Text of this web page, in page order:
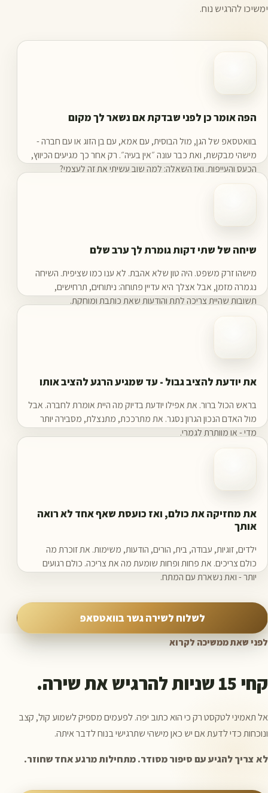
ימשיכו להרגיש נוח.
הפה אומר כן לפני שבדקת אם נשאר לך מקום
בוואטסאפ של הגן, מול הבוסית, עם אמא, עם בן הזוג או עם חברה -
מישהי מבקשת, ואת כבר עונה ״אין בעיה״. רק אחר כך מגיעים הכיווץ,
הכעס והעייפות. ואז השאלה: למה שוב עשיתי את זה לעצמי?
שיחה של שתי דקות גומרת לך ערב שלם
מישהו זרק משפט. היה טון שלא אהבת. לא ענו כמו שציפית. השיחה
נגמרה מזמן, אבל אצלך היא עדיין פתוחה: ניתוחים, תרחישים,
תשובות שהיית צריכה לתת והודעות שאת כותבת ומוחקת.
את יודעת להציב גבול - עד שמגיע הרגע להציב אותו
בראש הכול ברור. את אפילו יודעת בדיוק מה היית אומרת לחברה. אבל
מול האדם הנכון הגרון נסגר. את מתרככת, מתנצלת, מסבירה יותר
מדי - או מוותרת לגמרי.
את מחזיקה את כולם, ואז כועסת שאף אחד לא רואה
אותך
ילדים, זוגיות, עבודה, בית, הורים, הודעות, משימות. את זוכרת מה
כולם צריכים. את פחות ופחות שומעת מה את צריכה. כולם רגועים
יותר - ואת נשארת עם המתח.
לשלוח לשירה גשר בוואטסאפ
לפני שאת ממשיכה לקרוא
קחי 15 שניות להרגיש את שירה.
אל תאמיני לטקסט רק כי הוא כתוב יפה. לפעמים מספיק לשמוע קול, קצב
ונוכחות כדי לדעת אם יש כאן מישהי שתרגישי בנוח לדבר איתה.
לא צריך להגיע עם סיפור מסודר. מתחילות מרגע אחד שחוזר.